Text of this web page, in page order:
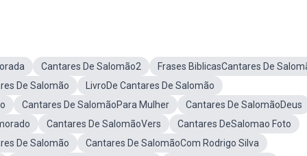
Cantares De Salomão2
Frases BiblicasCantares De
De Salomão
LivroDe Cantares De Salomão
Cantares De SalomãoPara Mulher
Cantares De SalomãoDeus
Cantares De SalomãoVers
Cantares DeSalomao Foto
De Salomão
Cantares De SalomãoCom Rodrigo Silva